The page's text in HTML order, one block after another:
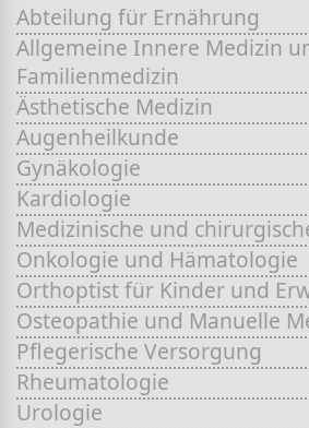
Abteilung für Ernährung
Allgemeine Innere Medizin
Familienmedizin
Ästhetische Medizin
Augenheilkunde
Gynäkologie
Kardiologie
Medizinische und
Onkologie und Hämatologie
Orthoptist für Kinder und
Osteopathie und Manuelle
Pflegerische Versorgung
Rheumatologie
Urologie